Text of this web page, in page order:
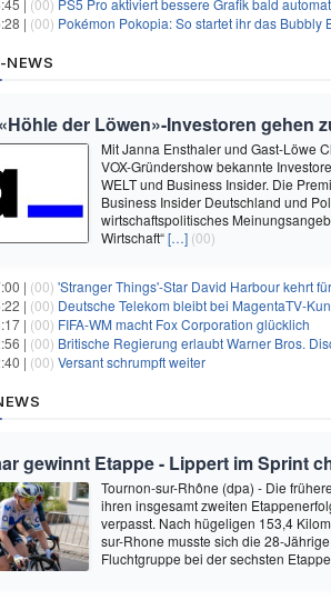
| (00) PS5 Pro aktiviert bessere Grafik bald
| (00) Pokémon Pokopia: So startet ihr das Bubbly
NEWS
der Löwen»-Investoren gehen
Mit Janna Ensthaler und Gast-Löwe
VOX-Gründershow bekannte
WELT und Business Insider. Die
Business Insider Deutschland und
wirtschaftspolitisches
Wirtschaft“[…] (00)
| (00) 'Stranger Things'-Star David Harbour kehrt für
| (00) Deutsche Telekom bleibt bei MagentaTV-
| (00) FIFA-WM macht Fox Corporation glücklich
| (00) Britische Regierung erlaubt Warner Bros.
| (00) Versant schrumpft weiter
gewinnt Etappe - Lippert im Sprint
Tournon-sur-Rhône (dpa) - Die
ihren insgesamt zweiten
verpasst. Nach hügeligen 153,4
sur-Rhone musste sich die 28-
Fluchtgruppe bei der sechsten